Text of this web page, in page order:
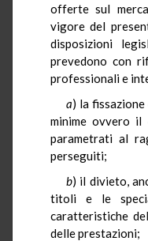
offerte sul
vigore del
disposizioni
prevedono con
professionali e
a) la
minime ovvero il
parametrati al
perseguiti;
b) il divieto,
titoli e le
caratteristiche
delle prestazioni;